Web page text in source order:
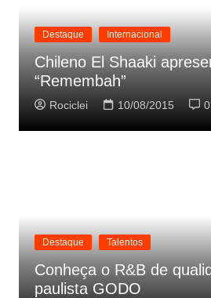
Destaque Internacional
Chileno El Shaaki
“Remembah”
Rociclei 10/08/2015 0
Destaque Talentos
Conheça o R&B de
paulista GODO